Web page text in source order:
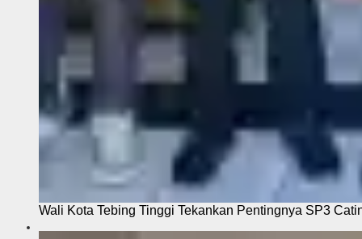
Wali Kota Tebing Tinggi Tekankan Pentingnya SP3